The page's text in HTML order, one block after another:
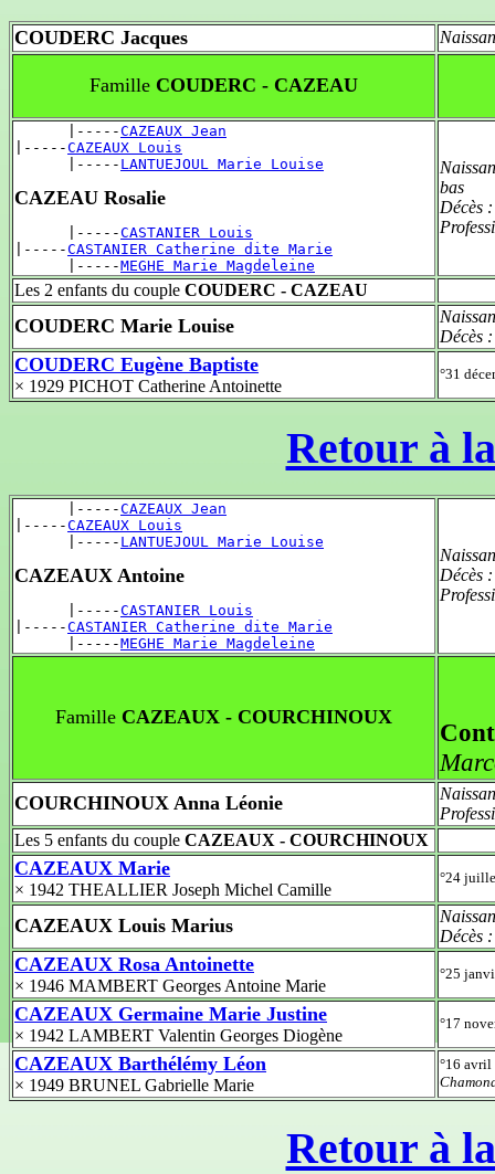
COUDERC Jacques
Famille COUDERC - CAZEAU
      |-----
CAZEAUX Jean
|-----CAZEAUX Louis
      |-----
LANTUEJOUL Marie Louise
CAZEAU Rosalie
      |-----
CASTANIER Louis
|-----CASTANIER Catherine dite Marie
      |-----
MEGHE Marie Magdeleine
bas
Décès
Les 2 enfants du couple COUDERC - CAZEAU
COUDERC Marie Louise
Décès
COUDERC Eugène Baptiste
× 1929 PICHOT Catherine Antoinette
°31
Retour à
      |-----
CAZEAUX Jean
|-----CAZEAUX Louis
      |-----
LANTUEJOUL Marie Louise
CAZEAUX Antoine
      |-----
CASTANIER Louis
|-----CASTANIER Catherine dite Marie
      |-----
MEGHE Marie Magdeleine
Décès
Famille CAZEAUX - COURCHINOUX
COURCHINOUX Anna Léonie
Les 5 enfants du couple CAZEAUX - COURCHINOUX
CAZEAUX Marie
× 1942 THEALLIER Joseph Michel Camille
°24
CAZEAUX Louis Marius
Décès
CAZEAUX Rosa Antoinette
× 1946 MAMBERT Georges Antoine Marie
°25
CAZEAUX Germaine Marie Justine
× 1942 LAMBERT Valentin Georges Diogène
°17
CAZEAUX Barthélémy Léon
× 1949 BRUNEL Gabrielle Marie
°16
Retour à